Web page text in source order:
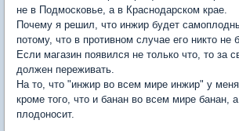
не в Подмосковье, а в Краснодарском крае.
Почему я решил, что инжир будет
потому, что в противном случае его никто не
Если магазин появился не только что, то за
должен переживать.
На то, что "инжир во всем мире инжир" у меня
кроме того, что и банан во всем мире банан,
плодоносит.